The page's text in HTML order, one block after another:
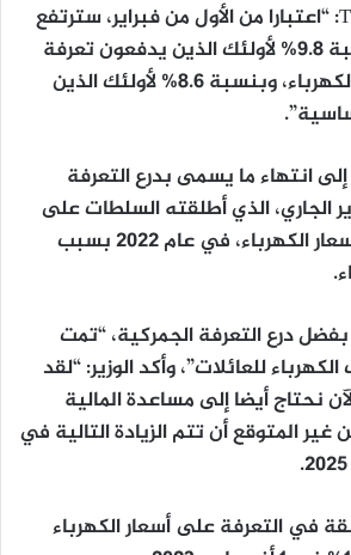
وقال لو مير لقناة TF1: “اعتبارا من الأول من فبراير، سترتفع
تعرفة الكهرباء بنسبة 9.8% لأولئك الذين يدفعون تعرفة
متباينة لاستهلاك الكهرباء، وبنسبة 8.6% لأولئك الذين
انتهاء ما يسمى بدرع التعرفة
في 31 يناير الجاري، الذي أطلقته السلطات على
سياستها للحد من أسعار الكهرباء، في عام 2022 بسبب
بفضل درع التعرفة الجمركية، “تمت
للعائلات”، وأكد الوزير: “لقد
نحتاج أيضا إلى مساعدة المالية
المتوقع أن تتم الزيادة التالية في
في التعرفة على أسعار الكهرباء